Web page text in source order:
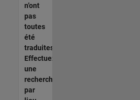
n’ont
pas
toutes
été
traduites.
Effectuez
une
recherche
par